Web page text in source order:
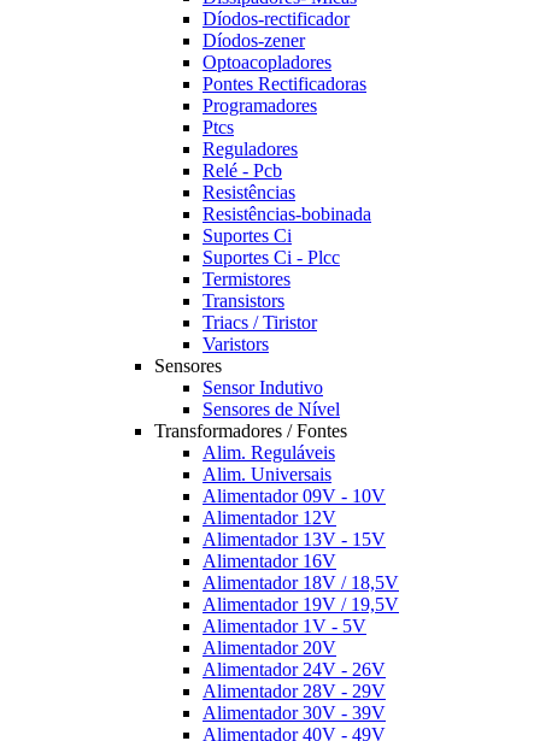
Díodos-rectificador
Díodos-zener
Optoacopladores
Pontes Rectificadoras
Programadores
Ptcs
Reguladores
Relé - Pcb
Resistências
Resistências-bobinada
Suportes Ci
Suportes Ci - Plcc
Termistores
Transistors
Triacs / Tiristor
Varistors
Sensores
Sensor Indutivo
Sensores de Nível
Transformadores / Fontes
Alim. Reguláveis
Alim. Universais
Alimentador 09V - 10V
Alimentador 12V
Alimentador 13V - 15V
Alimentador 16V
Alimentador 18V / 18,5V
Alimentador 19V / 19,5V
Alimentador 1V - 5V
Alimentador 20V
Alimentador 24V - 26V
Alimentador 28V - 29V
Alimentador 30V - 39V
Alimentador 40V - 49V